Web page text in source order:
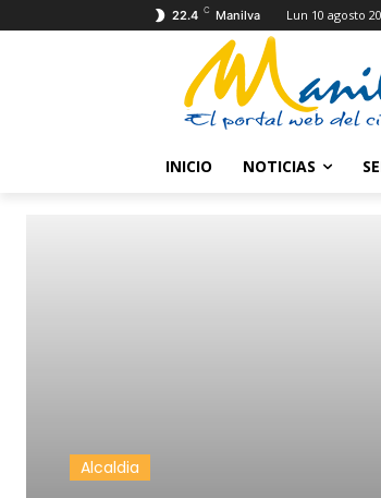
22.4 C Manilva Lun 10 agosto
INICIO NOTICIAS
Alcaldia